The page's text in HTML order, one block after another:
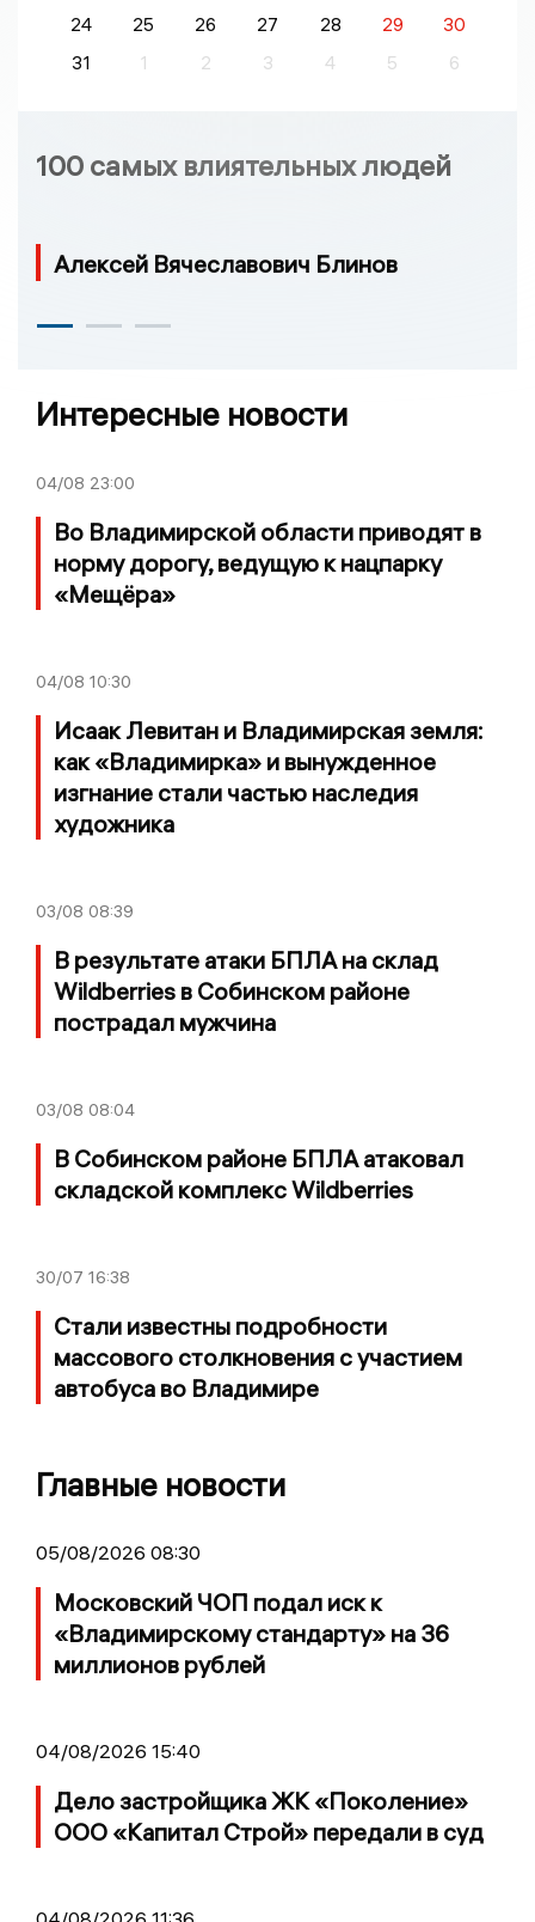
24
25 26 27 28 29
30
31
1 2 3 4 5 6
100 самых влиятельных людей
Алексей Вячеславович Блинов
Интересные новости
04/08 23:00
Во Владимирской области приводят в
норму дорогу, ведущую к нацпарку
«Мещёра»
04/08 10:30
Исаак Левитан и Владимирская земля:
как «Владимирка» и вынужденное
изгнание стали частью наследия
художника
03/08 08:39
В результате атаки БПЛА на склад
Wildberries в Собинском районе
пострадал мужчина
03/08 08:04
В Собинском районе БПЛА атаковал
складской комплекс Wildberries
30/07 16:38
Стали известны подробности
массового столкновения с участием
автобуса во Владимире
Главные новости
05/08/2026 08:30
Московский ЧОП подал иск к
«Владимирскому стандарту» на 36
миллионов рублей
04/08/2026 15:40
Дело застройщика ЖК «Поколение»
ООО «Капитал Строй» передали в суд